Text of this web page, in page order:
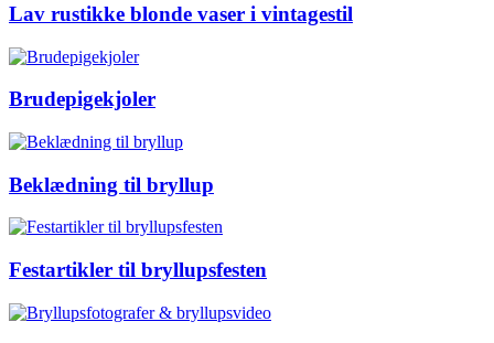
Lav rustikke blonde vaser i vintagestil
Brudepigekjoler
Beklædning til bryllup
Festartikler til bryllupsfesten